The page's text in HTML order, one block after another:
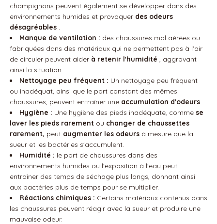
champignons peuvent également se développer dans des
environnements humides et provoquer des odeurs
désagréables
Manque de ventilation : des chaussures mal aérées ou
fabriquées dans des matériaux qui ne permettent pas à l'air
de circuler peuvent aider à retenir l'humidité , aggravant
ainsi la situation.
Nettoyage peu fréquent : Un nettoyage peu fréquent
ou inadéquat, ainsi que le port constant des mêmes
chaussures, peuvent entraîner une accumulation d'odeurs
Hygiène : Une hygiène des pieds inadéquate, comme se
laver les pieds rarement ou changer de chaussettes
rarement, peut augmenter les odeurs à mesure que la
sueur et les bactéries s'accumulent.
Humidité : le port de chaussures dans des
environnements humides ou l'exposition à l'eau peut
entraîner des temps de séchage plus longs, donnant ainsi
aux bactéries plus de temps pour se multiplier.
Réactions chimiques : Certains matériaux contenus dans
les chaussures peuvent réagir avec la sueur et produire une
mauvaise odeur.